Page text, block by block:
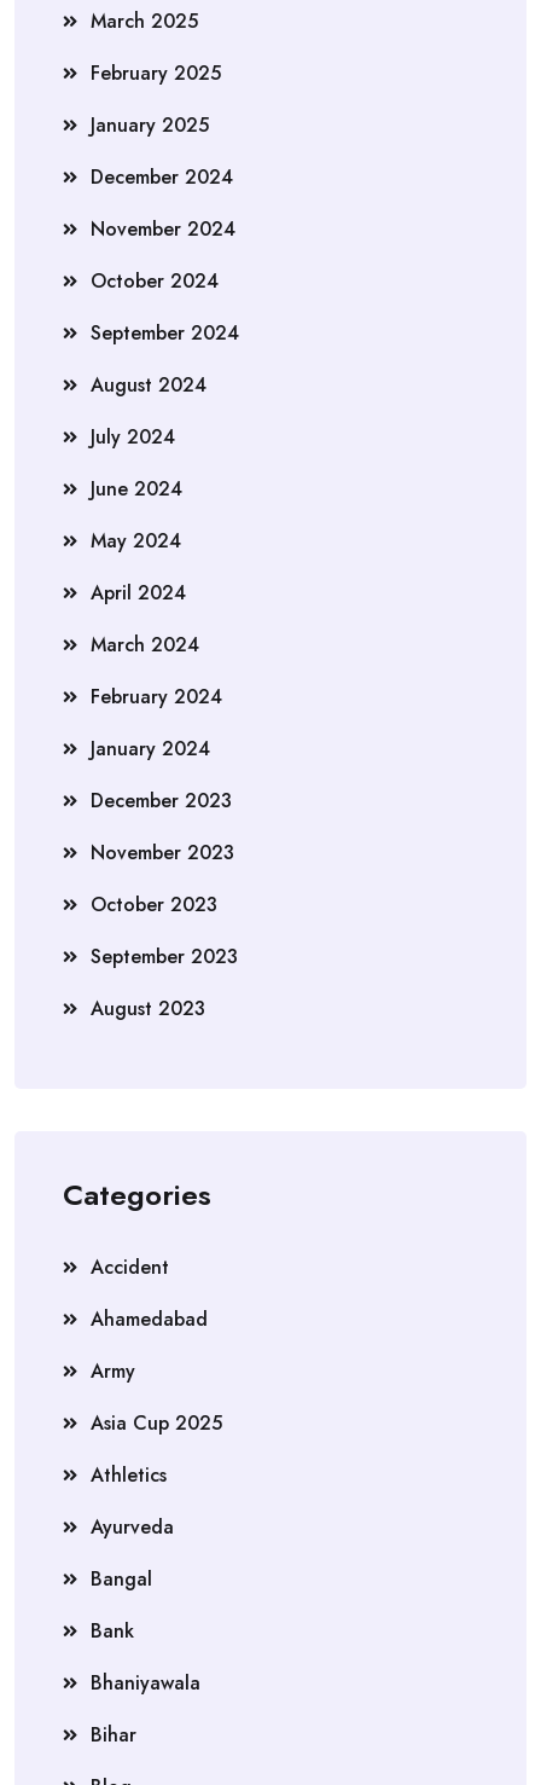
March 2025
February 2025
January 2025
December 2024
November 2024
October 2024
September 2024
August 2024
July 2024
June 2024
May 2024
April 2024
March 2024
February 2024
January 2024
December 2023
November 2023
October 2023
September 2023
August 2023
Categories
Accident
Ahamedabad
Army
Asia Cup 2025
Athletics
Ayurveda
Bangal
Bank
Bhaniyawala
Bihar